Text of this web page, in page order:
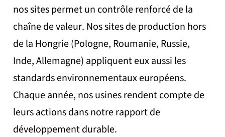
nos sites permet un contrôle renforcé de la
chaîne de valeur. Nos sites de production hors
de la Hongrie (Pologne, Roumanie, Russie,
Inde, Allemagne) appliquent eux aussi les
standards environnementaux européens.
Chaque année, nos usines rendent compte de
leurs actions dans notre rapport de
développement durable.